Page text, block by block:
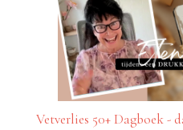
Vetverlies 50+ Dagboek -